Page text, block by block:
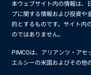
本ウェブサイト内の情報は、
プに関する情報および投資や
的とするものです。サイト内
のではありません。
PIMCOは、アリアンツ・ア
エルシーの米国およびその他